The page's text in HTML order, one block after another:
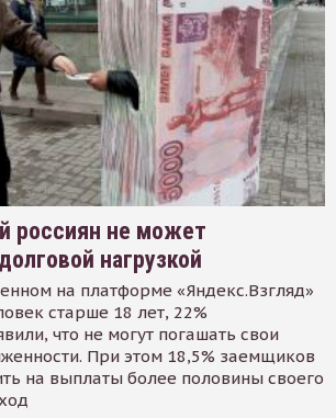
россиян не может
нагрузкой
на платформе «Яндекс.Взгляд»
старше 18 лет, 22%
что не могут погашать свои
При этом 18,5% заемщиков
на выплаты более половины своего